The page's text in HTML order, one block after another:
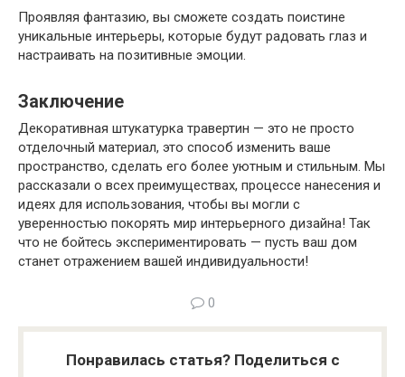
Проявляя фантазию, вы сможете создать поистине
уникальные интерьеры, которые будут радовать глаз и
настраивать на позитивные эмоции.
Заключение
Декоративная штукатурка травертин — это не просто
отделочный материал, это способ изменить ваше
пространство, сделать его более уютным и стильным. Мы
рассказали о всех преимуществах, процессе нанесения и
идеях для использования, чтобы вы могли с
уверенностью покорять мир интерьерного дизайна! Так
что не бойтесь экспериментировать — пусть ваш дом
станет отражением вашей индивидуальности!
0
Понравилась статья? Поделиться с